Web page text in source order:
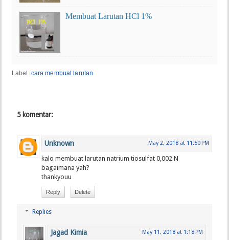
Membuat Larutan HCl 1%
Label: cara membuat larutan
5 komentar:
Unknown May 2, 2018 at 11:50 PM
kalo membuat larutan natrium tiosulfat 0,002 N
bagaimana yah?
thankyouu
Reply Delete
Replies
Jagad Kimia May 11, 2018 at 1:18 PM